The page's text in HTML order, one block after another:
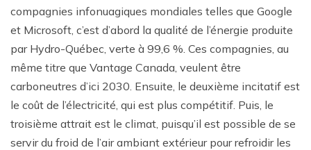
compagnies infonuagiques mondiales telles que Google
et Microsoft, c’est d’abord la qualité de l’énergie produite
par Hydro-Québec, verte à 99,6 %. Ces compagnies, au
même titre que Vantage Canada, veulent être
carboneutres d’ici 2030. Ensuite, le deuxième incitatif est
le coût de l’électricité, qui est plus compétitif. Puis, le
troisième attrait est le climat, puisqu’il est possible de se
servir du froid de l’air ambiant extérieur pour refroidir les